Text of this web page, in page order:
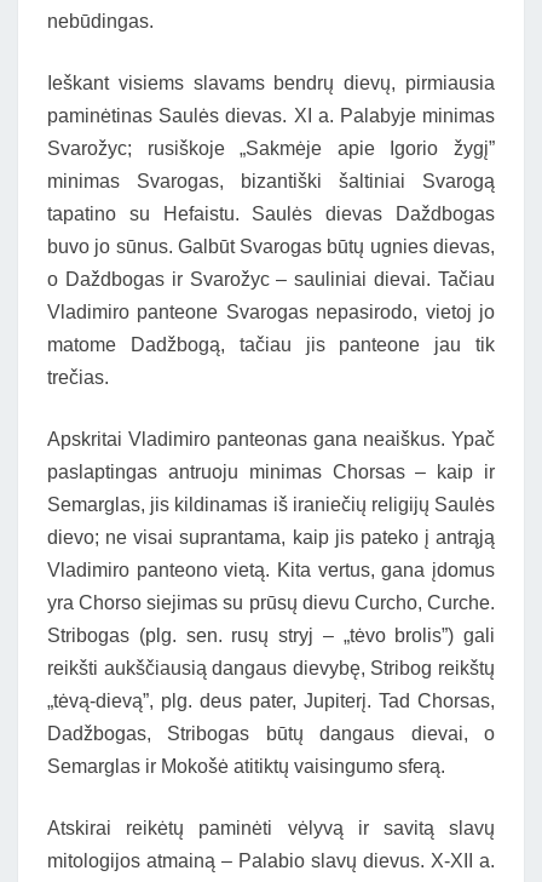
nebūdingas.
Ieškant visiems slavams bendrų dievų, pirmiausia
paminėtinas Saulės dievas. XI a. Palabyje minimas
Svarožyc; rusiškoje „Sakmėje apie Igorio žygį”
minimas Svarogas, bizantiški šaltiniai Svarogą
tapatino su Hefaistu. Saulės dievas Daždbogas
buvo jo sūnus. Galbūt Svarogas būtų ugnies dievas,
o Daždbogas ir Svarožyc – sauliniai dievai. Tačiau
Vladimiro panteone Svarogas nepasirodo, vietoj jo
matome Dadžbogą, tačiau jis panteone jau tik
trečias.
Apskritai Vladimiro panteonas gana neaiškus. Ypač
paslaptingas antruoju minimas Chorsas – kaip ir
Semarglas, jis kildinamas iš iraniečių religijų Saulės
dievo; ne visai suprantama, kaip jis pateko į antrąją
Vladimiro panteono vietą. Kita vertus, gana įdomus
yra Chorso siejimas su prūsų dievu Curcho, Curche.
Stribogas (plg. sen. rusų stryj – „tėvo brolis”) gali
reikšti aukščiausią dangaus dievybę, Stribog reikštų
„tėvą-dievą”, plg. deus pater, Jupiterį. Tad Chorsas,
Dadžbogas, Stribogas būtų dangaus dievai, o
Semarglas ir Mokošė atitiktų vaisingumo sferą.
Atskirai reikėtų paminėti vėlyvą ir savitą slavų
mitologijos atmainą – Palabio slavų dievus. X-XII a.